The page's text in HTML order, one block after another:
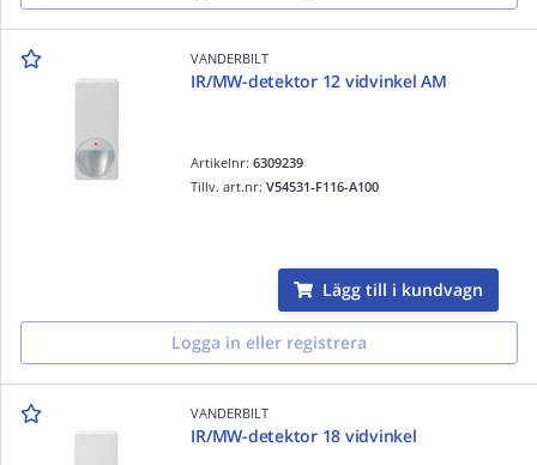
VANDERBILT
IR/MW-detektor 12 vidvinkel AM
Artikelnr:6309239
Tillv. art.nr:V54531-F116-A100
Lägg till i kundvagn
Logga in eller registrera
VANDERBILT
IR/MW-detektor 18 vidvinkel